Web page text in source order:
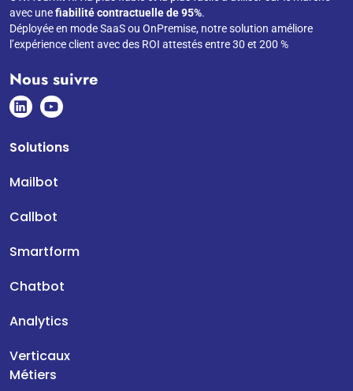
avec unefiabilité contractuelle de 95%.
Déployée en mode SaaS ou OnPremise, notre solution améliore
l’expérience client avec des ROI attestés entre 30 et 200 %
Nous suivre
Solutions
Mailbot
Callbot
Smartform
Chatbot
Analytics
Verticaux
Métiers